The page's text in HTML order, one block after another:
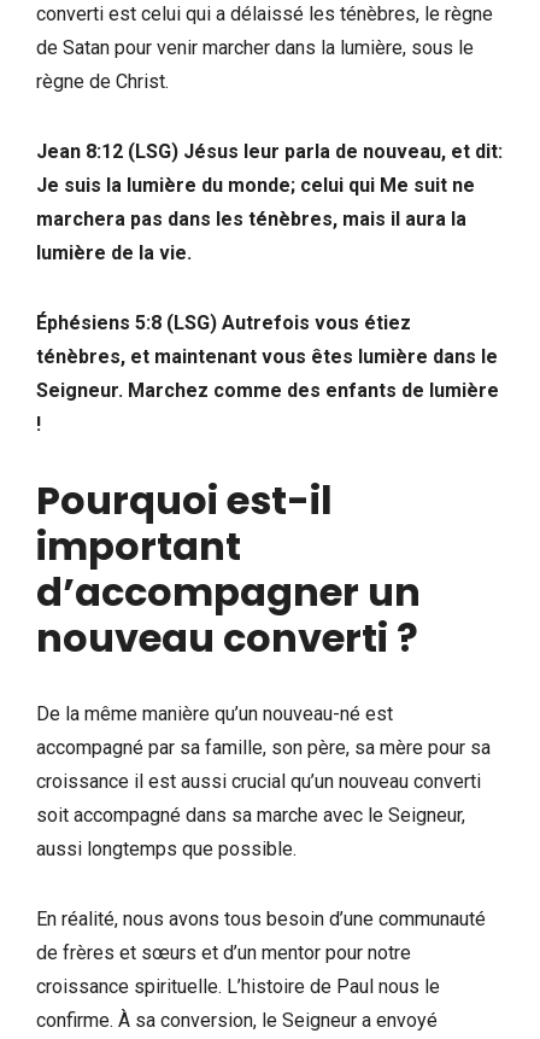
converti est celui qui a délaissé les ténèbres, le règne
de Satan pour venir marcher dans la lumière, sous le
règne de Christ.
Jean 8:12 (LSG) Jésus leur parla de nouveau, et dit:
Je suis la lumière du monde; celui qui Me suit ne
marchera pas dans les ténèbres, mais il aura la
lumière de la vie.
Éphésiens 5:8 (LSG) Autrefois vous étiez
ténèbres, et maintenant vous êtes lumière dans le
Seigneur. Marchez comme des enfants de lumière
!
Pourquoi est-il
important
d’accompagner un
nouveau converti ?
De la même manière qu’un nouveau-né est
accompagné par sa famille, son père, sa mère pour sa
croissance il est aussi crucial qu’un nouveau converti
soit accompagné dans sa marche avec le Seigneur,
aussi longtemps que possible.
En réalité, nous avons tous besoin d’une communauté
de frères et sœurs et d’un mentor pour notre
croissance spirituelle. L’histoire de Paul nous le
confirme. À sa conversion, le Seigneur a envoyé